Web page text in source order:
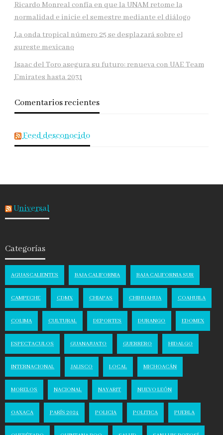
Ricardo Monreal confía en que la UNAM retome la
normalidad e inicie el semestre mediante el diálogo
La onda tropical número 25 se desplazará sobre el
sureste mexicano
Isaac del Toro asegura su futuro: renueva con UAE Team
Emirates hasta 2031
Comentarios recientes
Feed desconocido
Universal
Categorías
AGUASCALIENTES BAJA CALIFORNIA BAJA CALIFORNIA SUR
CAMPECHE CDMX CHIAPAS CHIHUAHUA COAHUILA
COLIMA CULTURAL DEPORTES DURANGO EDOMEX
ESPECTACULOS GUANAJUATO GUERRERO HIDALGO
INTERNACIONAL JALISCO LOCAL MICHOACÁN
MORELOS NACIONAL NAYARIT NUEVO LEÓN
OAXACA PARÍS 2024 POLICIA POLITICA PUEBLA